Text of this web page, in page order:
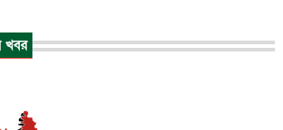
৬ আগস্ট, ২০২৬
খবর